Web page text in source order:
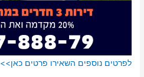
לפרטים נוספים השאירו פרטים כאן>>